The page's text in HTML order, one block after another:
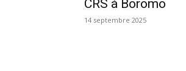
CRS à Boromo
14 septembre 2025